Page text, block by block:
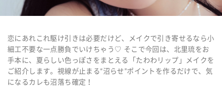
恋にあれこれ駆け引きは必要だけど、メイクで引き寄せるなら小
細工不要な一点勝負でいけちゃう♡ そこで今回は、北里琉をお
手本に、夏らしい色っぽさをまとえる「たわわリップ」メイクを
ご紹介します。視線が止まる“沼らせ”ポイントを作るだけで、気
になるカレも沼落ち確定！